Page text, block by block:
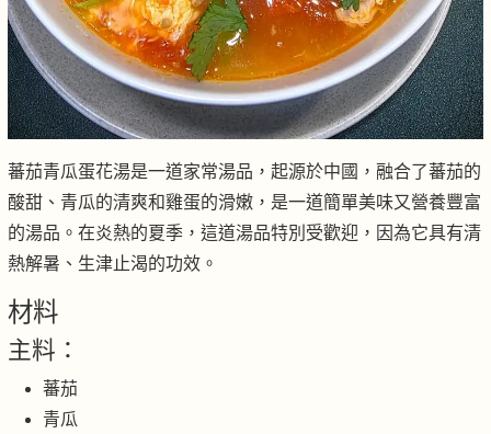
蕃茄青瓜蛋花湯是一道家常湯品，起源於中國，融合了蕃茄的
酸甜、青瓜的清爽和雞蛋的滑嫩，是一道簡單美味又營養豐富
的湯品。在炎熱的夏季，這道湯品特別受歡迎，因為它具有清
熱解暑、生津止渴的功效。
材料
主料：
蕃茄
青瓜